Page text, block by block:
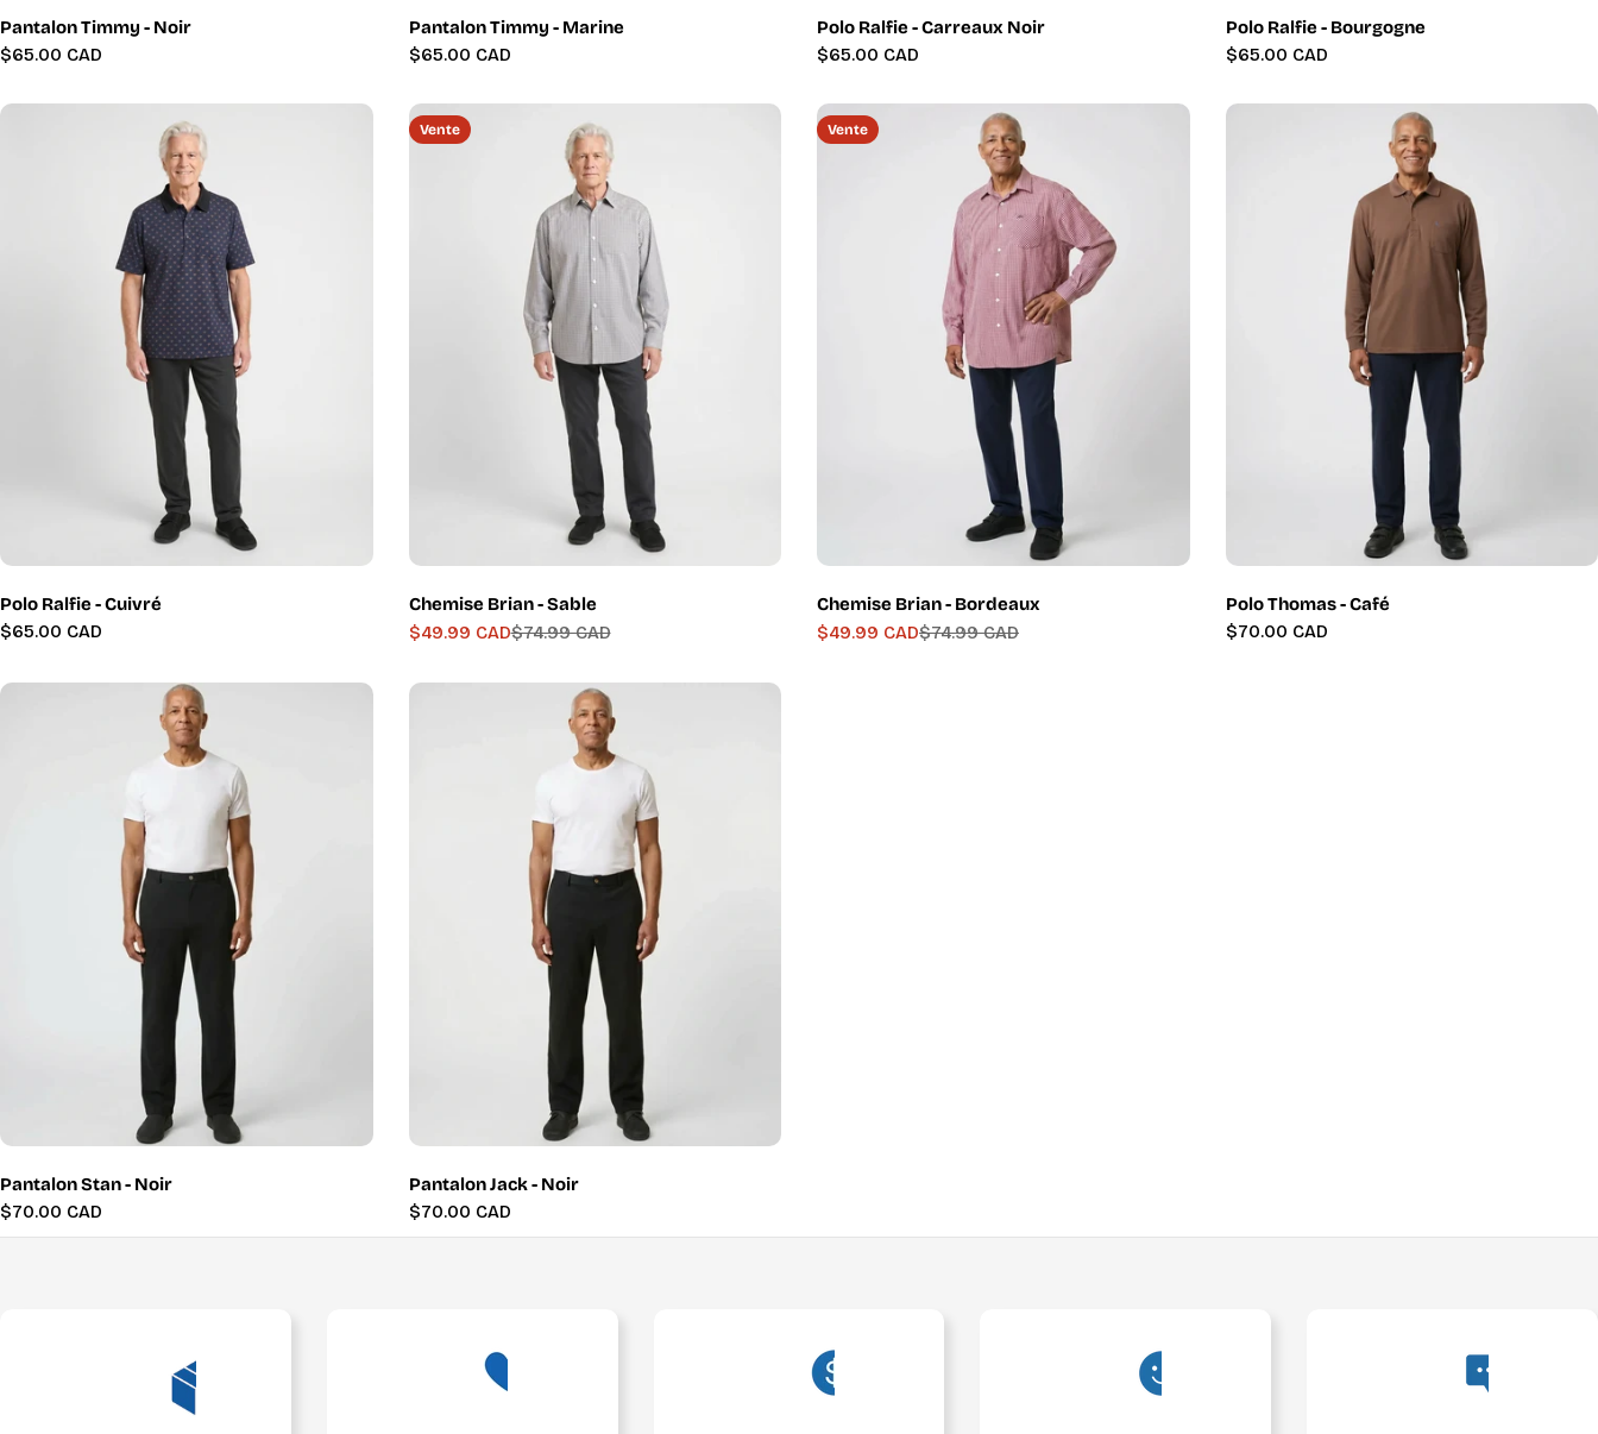
Pantalon Timmy - Noir
Prix
régulier
$65.00 CAD
Pantalon Timmy - Marine
Prix
régulier
$65.00 CAD
Polo Ralfie - Carreaux Noir
Prix
régulier
$65.00 CAD
Polo Ralfie - Bourgogne
Prix
régulier
$65.00 CAD
Polo Ralfie - Cuivré
Prix
régulier
$65.00 CAD
Vente
Chemise Brian - Sable
Prix
de
$49.99 CAD
Prix
régulier
$74.99 CAD
Vente
Chemise Brian - Bordeaux
Prix
$49.99 CAD
Prix
$74.99 CAD
Polo Thomas - Café
Prix
$70.00 CAD
Pantalon Stan - Noir
Prix
$70.00 CAD
Pantalon Jack - Noir
Prix
​​
$70.00 CAD